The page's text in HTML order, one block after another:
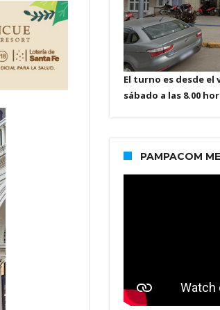
El turno es desde el
sábado a las 8.00
PAMPACOM